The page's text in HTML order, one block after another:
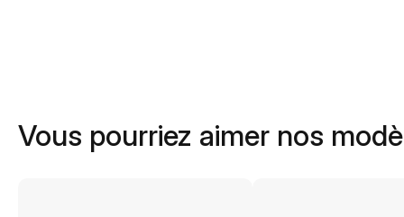
Vous pourriez aimer nos